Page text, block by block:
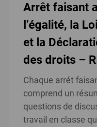
Arrêt faisant
l’égalité, la
et la
des droits –
Chaque arrét
comprend un
questions de
travail en classe